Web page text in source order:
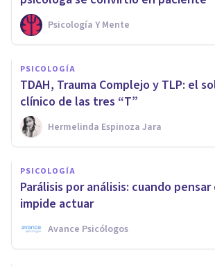
Psicología Y Mente
PSICOLOGÍA
TDAH, Trauma Complejo y TLP: el
clínico de las tres “T”
Hermelinda Espinoza Jara
PSICOLOGÍA
Parálisis por análisis: cuando
impide actuar
Avance Psicólogos